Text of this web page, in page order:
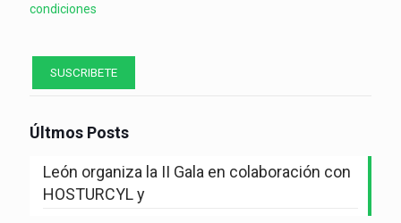
condiciones
Últmos Posts
León organiza la II Gala en colaboración con
HOSTURCYL y